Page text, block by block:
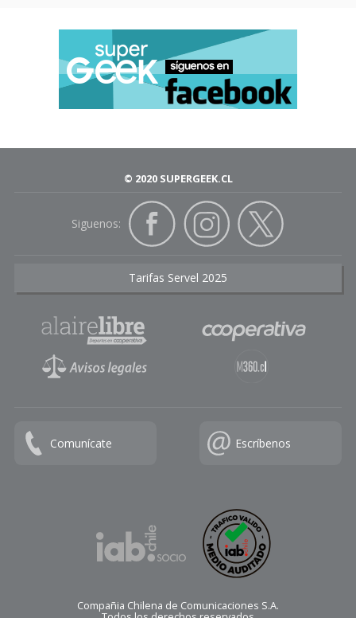
© 2020 SUPERGEEK.CL
Siguenos:
Tarifas Servel 2025
Comunícate Escríbenos
Compañia Chilena de Comunicaciones S.A.